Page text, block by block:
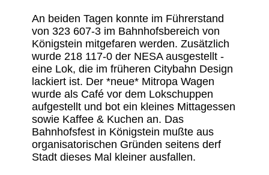
An beiden Tagen konnte im Führerstand
von 323 607-3 im Bahnhofsbereich von
Königstein mitgefaren werden. Zusätzlich
wurde 218 117-0 der NESA ausgestellt -
eine Lok, die im früheren Citybahn Design
lackiert ist. Der *neue* Mitropa Wagen
wurde als Café vor dem Lokschuppen
aufgestellt und bot ein kleines Mittagessen
sowie Kaffee & Kuchen an. Das
Bahnhofsfest in Königstein mußte aus
organisatorischen Gründen seitens derf
Stadt dieses Mal kleiner ausfallen.